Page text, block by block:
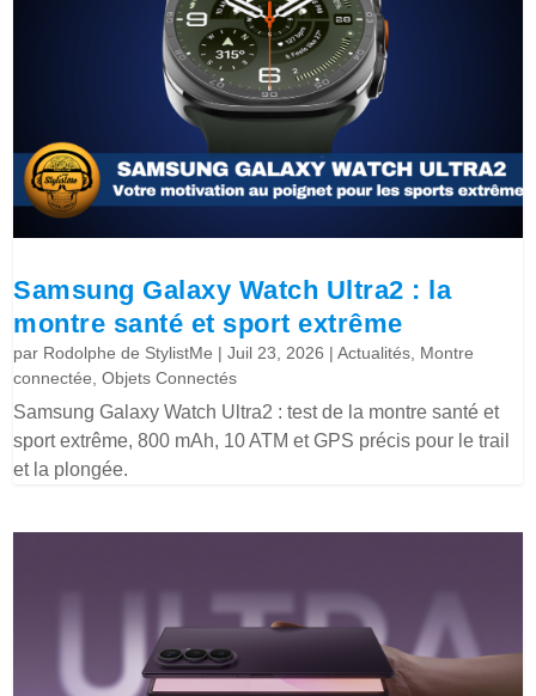
Samsung Galaxy Watch Ultra2 : la
montre santé et sport extrême
par Rodolphe de StylistMe |Juil 23, 2026 |Actualités, Montre
connectée,Objets Connectés
Samsung Galaxy Watch Ultra2 : test de la montre santé et
sport extrême, 800 mAh, 10 ATM et GPS précis pour le trail
et la plongée.